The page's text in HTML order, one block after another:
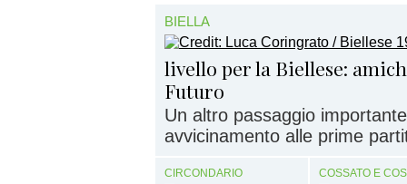
BIELLA
livello per la Biellese:
Futuro
Un altro passaggio
avvicinamento alle prime
CIRCONDARIO COSSATO E